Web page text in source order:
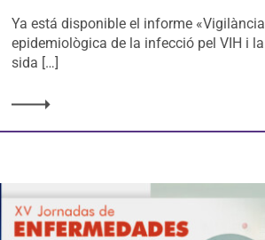
Ya está disponible el informe «Vigilància
epidemiològica de la infecció pel VIH i la
sida […]